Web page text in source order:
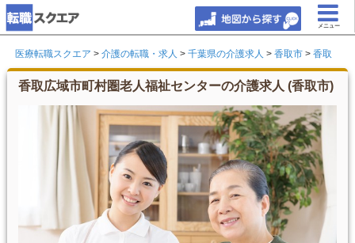
メニュー
医療転職スクエア > 介護の転職・求人 > 千葉県の介護求人 > 香取市 > 香取
香取広域市町村圏老人福祉センターの介護求人 (香取市)